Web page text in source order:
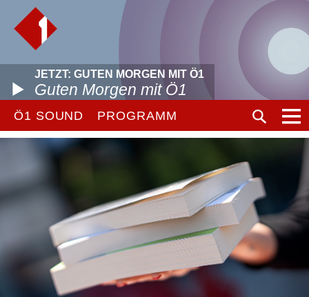
JETZT: GUTEN MORGEN MIT Ö1
Guten Morgen mit Ö1
Ö1 SOUND PROGRAMM